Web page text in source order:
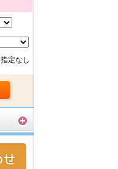
指定なし